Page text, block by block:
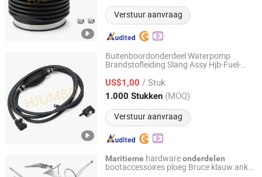
Verstuur aanvraag
Buitenboordonderdeel Waterpomp
Brandstofleiding Slang Assy Hjb-Fuel-
US$1,00 / Stuk
1.000 Stukken (MOQ)
Verstuur aanvraag
Taizhou Hjumbo Machinery Co. Ltd.
Zhejiang, China Sinds 2024
Maritieme hardwareonderdelen
bootaccessoires ploeg Bruce klauw anker
Qingdao Alastin Outdoor Products Co., Ltd.